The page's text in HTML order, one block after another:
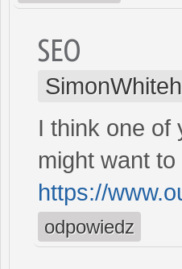
SEO
I think one of
might want
https://
odpowiedz